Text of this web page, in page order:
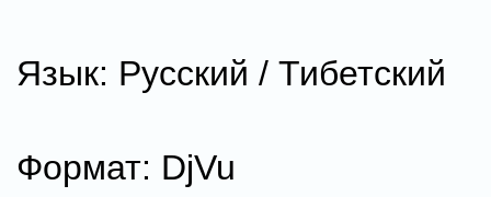
Язык: Русский / Тибетский
Формат: DjVu